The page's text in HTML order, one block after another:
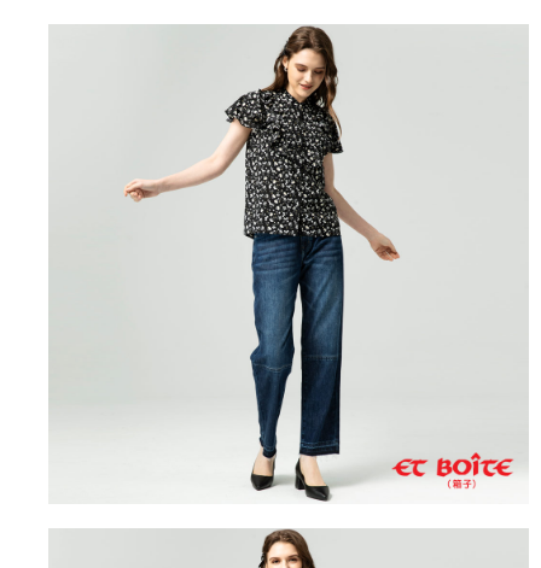
4.訂單成立30分鐘內，如未前往確認交易或遇審核未通過，訂單將自動取
消。如遇「轉專審核」未通過狀況，表示未達大哥付你分期系統評分，恕無
1.分期款項不併入電信帳單，「大哥付你分期」於每月結算日後寄送繳費提
2.透過簡訊連結打開帳單後，可選擇「超商條碼／台灣大直營門市／銀行轉
帳／街口支付／iPASS MONEY」等通路繳費。
1.本服務係由「台灣大哥大股份有限公司」（以下簡稱本公司）所提供，讓
用戶於交易時，得透過本服務購買商品或服務，並由商店將買賣／分期付款
買賣價金債權讓與本公司後，依約使用本公司帳單繳交帳款。
2.基於同意付款使用「大哥付你分期」之契約關係目的，商店將以您的個人
資料（包含姓名、電話或地址）提供予台灣大哥大進項蒐集、處理及利用，
由本公司與您本人進行分期帳單所需資料之確認、核對及更正。
3.完整用戶服務條款，請詳閱以下連結：https://oppay.tw/userRule
１．簡單：不需註冊會員、不需綁卡、不需儲值。
２．便利：只要手機號碼，簡訊認證，即可結帳。
３．安心：先確認商品／服務後，再付款。
【「AFTEE先享後付」結帳流程】
１．於結帳方式選擇「AFTEE先享後付」後，將跳轉至「AFTEE先享後付」
結帳頁面，進行簡訊認證並確認金額後，即可完成結帳。
２．訂單成立數日內，您將收到繳費通知簡訊。
３．收到繳費通知簡訊後14天內，點擊此簡訊中的連結，可透過四大超商／
ATM／網路銀行／等多元方式進行付款，方視為交易完成。
※ 請注意：結帳手續完成當下不需立刻繳費，但若您需要取消訂單，請聯絡
購買商品的店家。未經商家同意取消之訂單仍視為有效，需透過AFTEE先享
※ 交易是否成功請以「AFTEE先享後付 」之結帳頁面顯示為準，若有關於
是否繳費成功／繳費後需取消欲退款等相關疑問，請聯繫「AFTEE先享後付
https://netprotections.freshdesk.com/support/home
１．透過由恩沛科技股份有限公司提供之「AFTEE先享後付」服務完成之交
易，需依本服務之必要範圍內提供個人資料，並將交易相關給付款項請求債
２．關於個人資料處理事宜，請瀏覽以下網址：
３．未成年的使用者請事先徵得法定代理人或監護人之同意方可使用
「AFTEE先享後付」，若未經同意申辦者引起之損失，本公司不負相關責
每筆NT$80，滿NT$888(含以上)免運費
每筆NT$80，滿NT$888(含以上)免運費
每筆NT$60，滿NT$3,000(含以上)免運費
每筆NT$60，滿NT$3,000(含以上)免運費
每筆NT$80，滿NT$3,000(含以上)免運費
每筆NT$80，滿NT$3,000(含以上)免運費